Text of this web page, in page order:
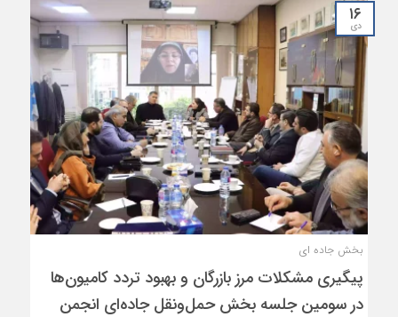
۱۶
دی
بخش جاده ای
پیگیری مشکلات مرز بازرگان و بهبود تردد کامیون‌ها
در سومین جلسه بخش حمل‌ونقل جاده‌ای انجمن